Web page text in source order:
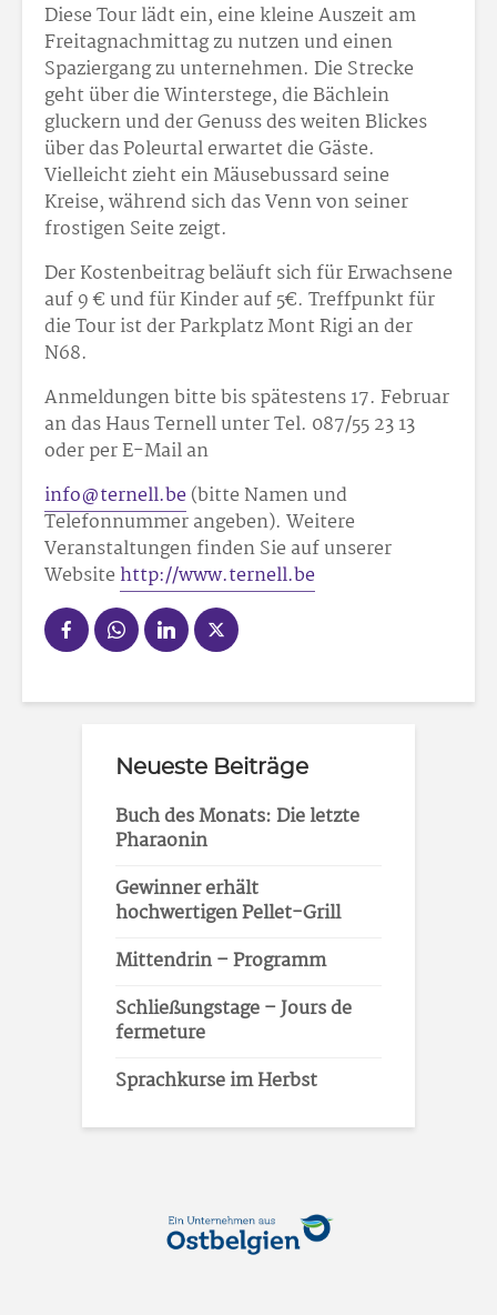
Diese Tour lädt ein, eine kleine Auszeit am
Freitagnachmittag zu nutzen und einen
Spaziergang zu unternehmen. Die Strecke
geht über die Winterstege, die Bächlein
gluckern und der Genuss des weiten Blickes
über das Poleurtal erwartet die Gäste.
Vielleicht zieht ein Mäusebussard seine
Kreise, während sich das Venn von seiner
frostigen Seite zeigt.
Der Kostenbeitrag beläuft sich für Erwachsene
auf 9 € und für Kinder auf 5€. Treffpunkt für
die Tour ist der Parkplatz Mont Rigi an der
N68.
Anmeldungen bitte bis spätestens 17. Februar
an das Haus Ternell unter Tel. 087/55 23 13
oder per E-Mail an
info@ternell.be(bitte Namen und
Telefonnummer angeben). Weitere
Veranstaltungen finden Sie auf unserer
Website http://www.ternell.be
Neueste Beiträge
Buch des Monats: Die letzte
Pharaonin
Gewinner erhält
hochwertigen Pellet-Grill
Mittendrin – Programm
Schließungstage – Jours de
fermeture
Sprachkurse im Herbst